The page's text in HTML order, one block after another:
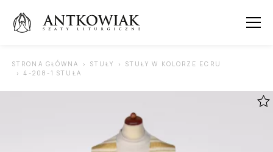
SUBMENU (KAPY )
STRONA GŁÓWNA STUŁY
STUŁY W KOLORZE ECRU
4-208-1 STUŁA